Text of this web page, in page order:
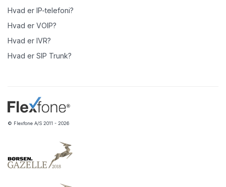
Hvad er IP-telefoni?
Hvad er VOIP?
Hvad er IVR?
Hvad er SIP Trunk?
© Flexfone A/S 2011 - 2026